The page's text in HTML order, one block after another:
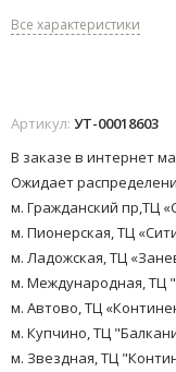
Все характеристики
Артикул: УТ-00018603
В заказе в интернет
Ожидает
м. Гражданский пр,ТЦ
м. Пионерская, ТЦ
м. Ладожская, ТЦ
м. Международная, ТЦ
м. Автово, ТЦ
м. Купчино, ТЦ
м. Звездная, ТЦ